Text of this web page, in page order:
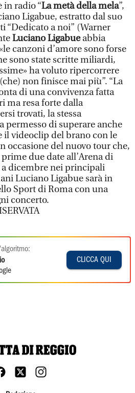
in radio “La metà della mela”,
Ligabue, estratto dal suo
a noi” (Warner
Luciano Ligabueabbia
canzoni d’amore sono forse
sono state scritte miliardi,
ha voluto ripercorrere
non finisce mai più”. “La
di una convivenza fatta
ma resa forte dalla
trovati, la stessa
permesso di superare anche
il videoclip del brano con le
occasione del nuovo tour che,
due date all’Arena di
a dicembre nei principali
Luciano Ligabue sarà in
Sport di Roma con una
concerto.
CLICCA QUI